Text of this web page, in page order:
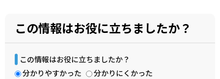
この情報はお役に立ちましたか？
この情報はお役に立ちましたか？
分かりやすかった
分かりにくかった